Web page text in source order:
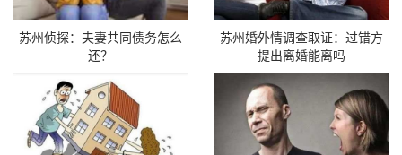
苏州侦探：夫妻共同债务怎么
还？
苏州婚外情调查取证：过错方
提出离婚能离吗